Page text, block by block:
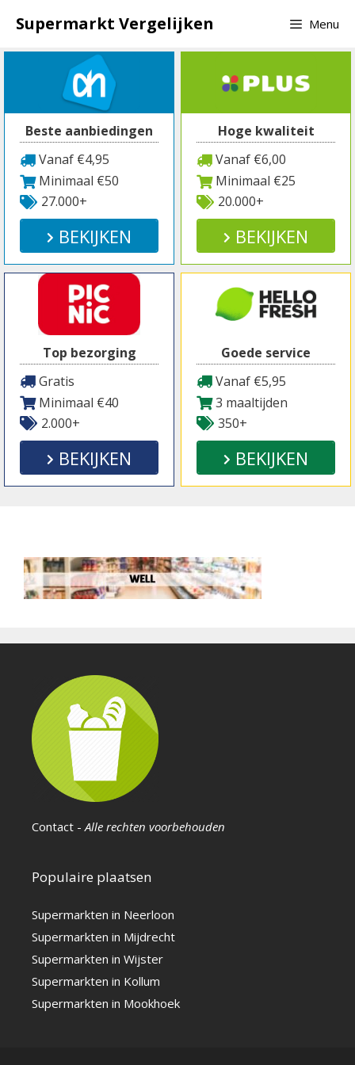
naar
inhoud
Supermarkt Vergelijken Menu
Beste aanbiedingen
Vanaf €4,95
Minimaal €50
27.000+
BEKIJKEN
Hoge kwaliteit
Vanaf €6,00
Minimaal €25
20.000+
BEKIJKEN
Top bezorging
Gratis
Minimaal €40
2.000+
BEKIJKEN
Goede service
Vanaf €5,95
3 maaltijden
350+
BEKIJKEN
Contact - Alle rechten voorbehouden
Populaire plaatsen
Supermarkten in Neerloon
Supermarkten in Mijdrecht
Supermarkten in Wijster
Supermarkten in Kollum
Supermarkten in Mookhoek